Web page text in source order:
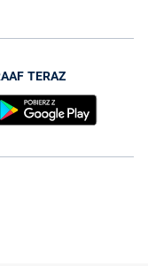
TERAZ